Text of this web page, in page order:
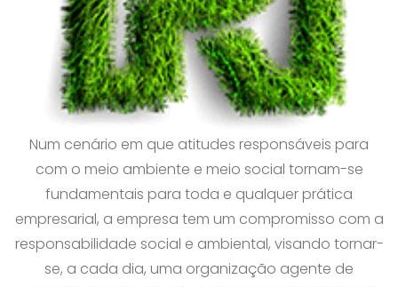
Num cenário em que atitudes responsáveis para
com o meio ambiente e meio social tornam-se
fundamentais para toda e qualquer prática
empresarial, a empresa tem um compromisso com a
responsabilidade social e ambiental, visando tornar-
se, a cada dia, uma organização agente de